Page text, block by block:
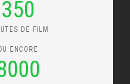
350
DE FILM
ENCORE